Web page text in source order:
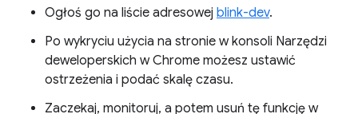
Ogłoś go na liście adresowej blink-dev.
Po wykryciu użycia na stronie w konsoli Narzędzi
deweloperskich w Chrome możesz ustawić
ostrzeżenia i podać skalę czasu.
Zaczekaj, monitoruj, a potem usuń tę funkcję w